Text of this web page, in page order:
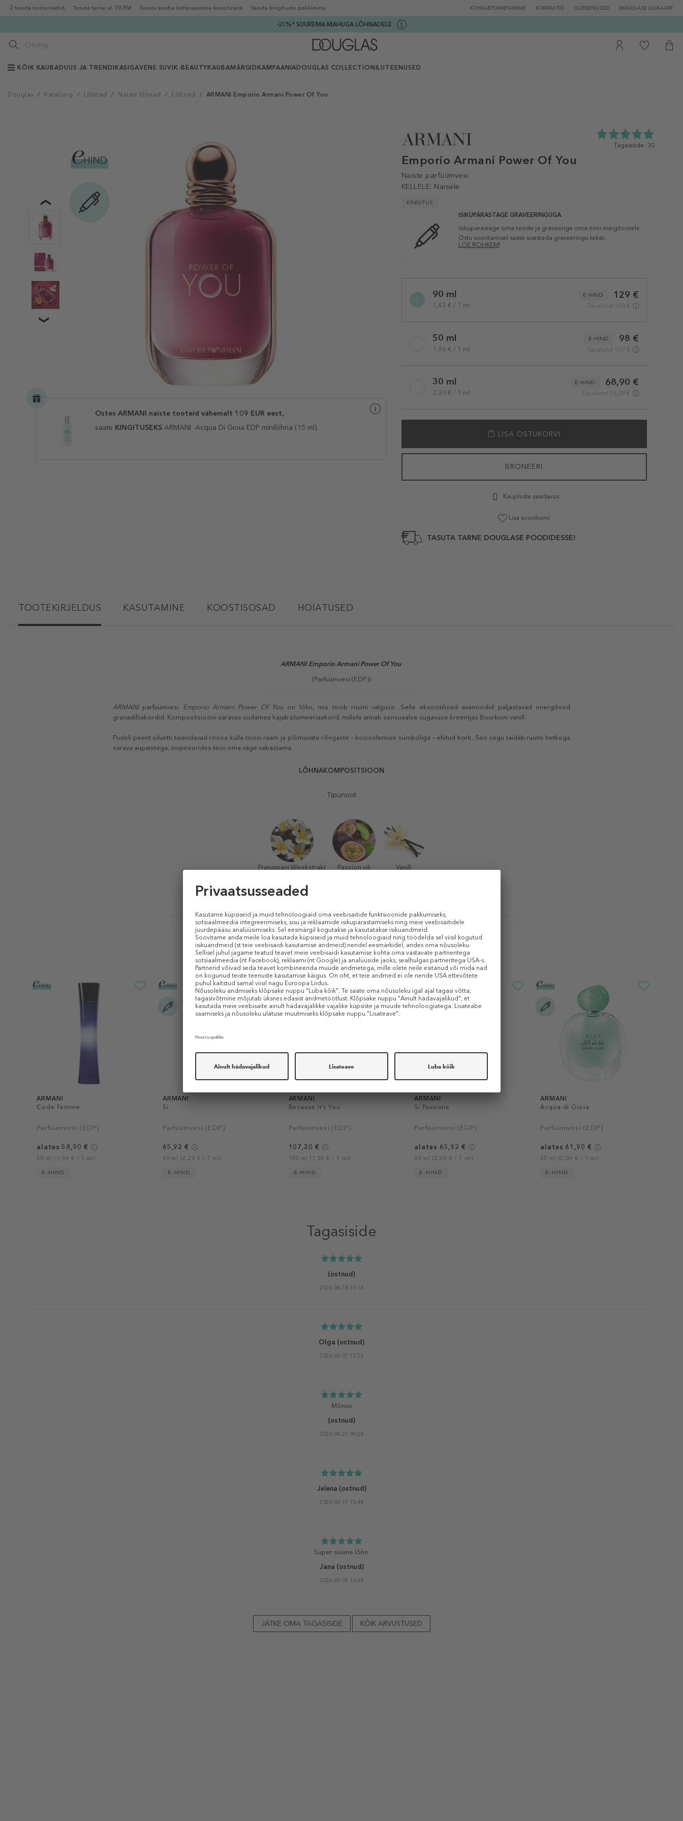
2 tasuta tootenäidist Tasuta tarne al. 39,95€ Tasuta kauba kättesaamine kauplusest Tasuta kingituste pakkimine KOHALETOIMETAMINE KONTAKTID ILUTEENUSED DOUGLASE ILUKAART
-25%* SUUREMA MAHUGA LÕHNADELE
KÕIK KAUBADUUS JA TRENDIKAS IGAVENE SUVI K-BEAUTY KAUBAMÄRGID KAMPAANIADOUGLAS COLLECTION ILUTEENUSED
Douglas / Kataloog / Lõhnad / Naiste lõhnad / Lõhnad / ARMANI Emporio Armani Power Of You
Emporio Armani Power Of You
Naiste parfüümvesi
KELLELE: Naisele
KINGITUS
ISIKUPÄRASTAGE GRAVEERINGUGA
Isikupärastage oma toode ja graveerige oma nimi meigitootele.
Ostu sooritamisel saate sisestada graveeringu teksti.
LOE ROHKEM!
4.9
Tagasiside: 30
variation90 ml
1,43 € / 1 ml
129 €
E-HIND
Tavahind 148 €
50 ml
1,96 € / 1 ml
98 €
E-HIND
Tavahind 107 €
30 ml
2,30 € / 1 ml
68,90 €
E-HIND
Tavahind 76,99 €
LISA OSTUKORVI
BRONEERI
Kaupluste saadavus
Lisa soovikorvi
TASUTA TARNE DOUGLASE POODIDESSE!
Ostes ARMANI naiste tooteid vähemalt 109 EUR eest,
saate KINGITUSEKS ARMANI Acqua Di Gioia EDP minilõhna (15 ml).
TOOTEKIRJELDUS KASUTAMINE KOOSTISOSAD HOIATUSED
ARMANI Emporio Armani Power Of You
(Parfüümvesi (EDP))
ARMANIparfüümvesi Emporio Armani Power Of You on lõhn, mis toob ruumi valguse. Selle eksootilised avanoodid paljastavad energilised
granadilliakordid. Kompositsiooni säravas südames kajab plumeeriaakord, millele annab sensuaalse sügavuse kreemjas Bourboni vanill.
Pudeli peent siluetti täiendavad roosa kulla tooni raam ja põimuvate rõngaste – koosolemise sümboliga – ehitud kork. See segu täidab ruumi hetkega
särava aupaistega, inspireerides teisi oma väge vabastama.
LÕHNAKOMPOSITSIOON
Tipunoot
Frangipani lilleekstrakt Passion vili Vanill
Sarnased tooted
ARMANI
Code Femme
Parfüümvesi (EDP)
alates 58,90 €
30 ml (1,96 € / 1 ml)
E-HIND
ARMANI
Si
Parfüümvesi (EDP)
65,92 €
30 ml (2,20 € / 1 ml)
E-HIND
ARMANI
Because It’s You
Parfüümvesi (EDP)
107,20 €
100 ml (1,50 € / 1 ml)
E-HIND
ARMANI
Si Passione
Parfüümvesi (EDP)
alates 65,92 €
30 ml (2,20 € / 1 ml)
E-HIND
ARMANI
Acqua di Gioia
Parfüümvesi (EDP)
alates 61,90 €
30 ml (2,06 € / 1 ml)
E-HIND
Tagasiside
(ostnud)
2026-06-18 13:16
Olga (ostnud)
2026-06-07 13:23
Mõnus
(ostnud)
2026-04-27 09:28
Jelena (ostnud)
2026-03-17 15:44
Super suvine lõhn.
Jana (ostnud)
2026-03-03 16:38
JÄTKE OMA TAGASISIDE KÕIK ARVUSTUSED